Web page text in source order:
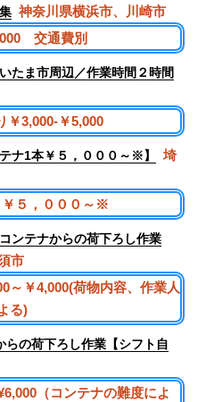
神奈川県横浜市、川崎市
交通費別
たま市周辺／作業時間２時間
￥3,000-￥5,000
ナ1本￥５，０００～※】
埼
￥５，０００～※
ンテナからの荷下ろし作業
市
～￥4,000(荷物内容、作業人
る)
らの荷下ろし作業【シフト自
（コンテナの難度によ